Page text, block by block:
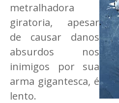
metralhadora
giratoria, apesar
de causar danos
absurdos nos
inimigos por sua
arma gigantesca, é
lento.